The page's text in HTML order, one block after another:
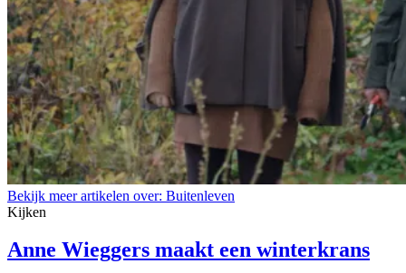
Bekijk meer artikelen over: Buitenleven
Kijken
Anne Wieggers maakt een winterkrans